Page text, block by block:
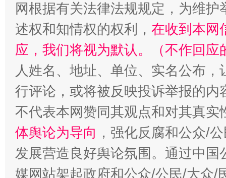
扯下公款旅游的“隐身衣” 如何以
“蜀中异人”王建安的艺术幻境
网根据有关法律法规规定，为维
述权和知情权的权利， 在收到本网
应，我们将视为默认。（不作回应
人姓名、地址、单位、实名公布
行评论，或将被反映投诉举报的
不代表本网赞同其观点和对其真实
体舆论为导向 ，强化反腐和公众/
发展营造良好舆论氛围。通过中
媒网站架起政府和公众/公民/大众/